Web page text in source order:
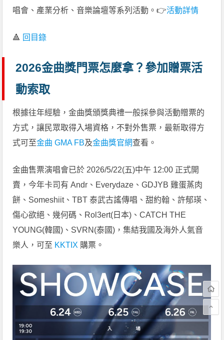
唱會、產業分析、音樂論壇等系列活動。👉活動詳情
🔺 回目錄
2026金曲獎門票怎麼拿？參加贈票活
動索取
根據往年經驗，金曲獎頒獎典禮一般採參與活動贈票的
方式，讓民眾取得入場資格，不對外售票，最新取得方
式可至金曲 GMA FB及金曲獎官網查看。
金曲售票演唱會已於 2026/5/22(五)中午 12:00 正式開
賣，今年卡司有 Andr、Everydaze、GDJYB 雞蛋蒸肉
餅、Someshiit、TBT 泰武古謠傳唱、甜約翰、許郁瑛、
傷心欲絕、幾何碼、Rol3ert(日本)、CATCH THE
YOUNG(韓國)、SVRN(泰國)，集結我國及海外人氣音
樂人，可至 KKTIX 購票。